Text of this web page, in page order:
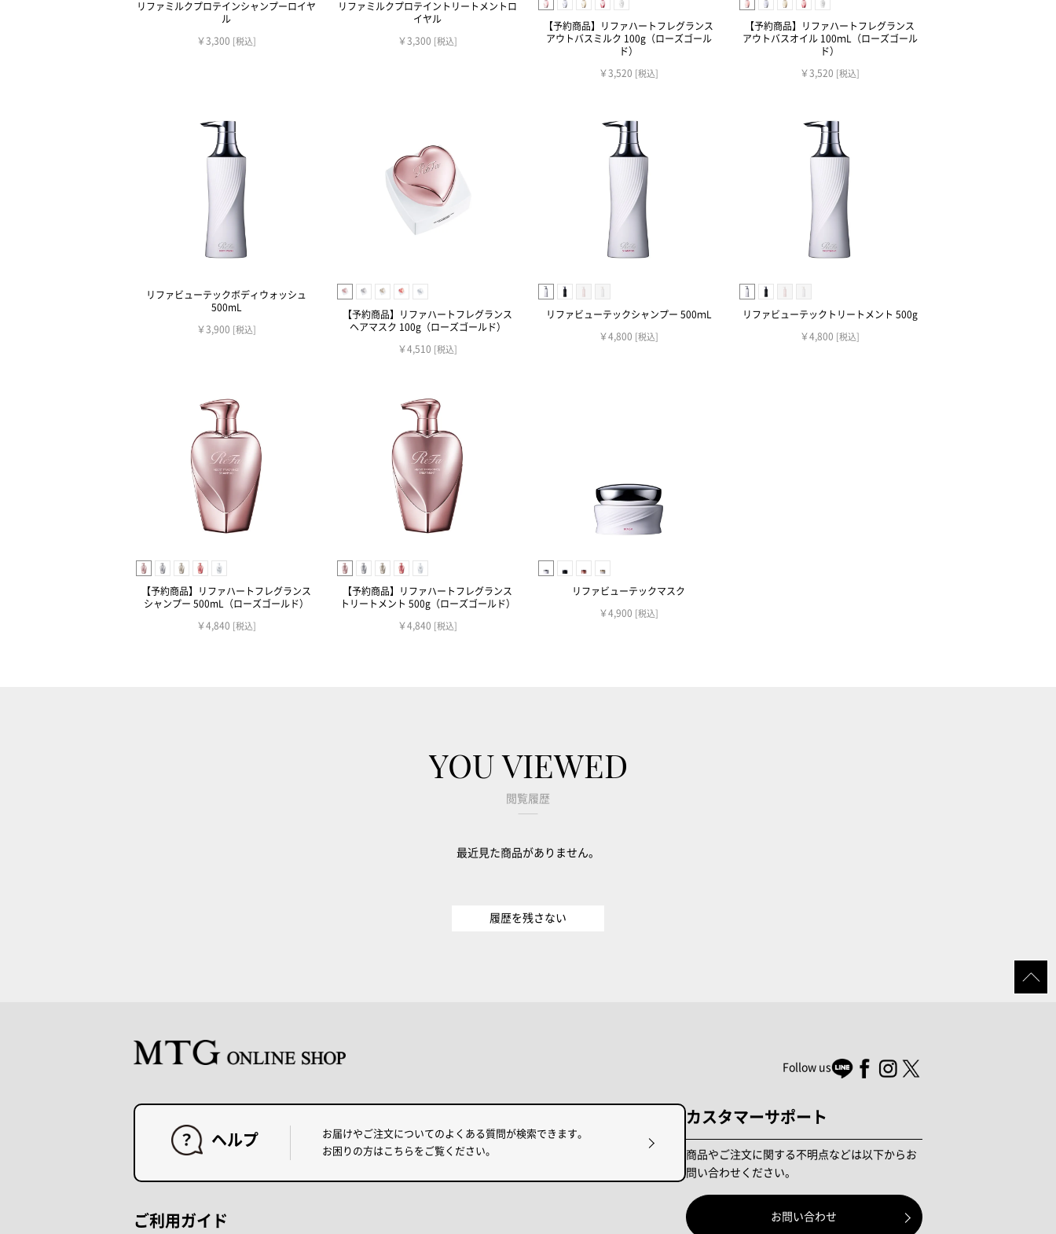
リファミルクプロテインシャンプーロイヤ
ル
￥3,300 [税込]
リファミルクプロテイントリートメントロ
イヤル
￥3,300 [税込]
【予約商品】リファハートフレグランス
アウトバスミルク 100g（ローズゴール
ド）
￥3,520 [税込]
【予約商品】リファハートフレグランス
アウトバスオイル 100ｍL（ローズゴール
ド）
￥3,520 [税込]
リファビューテックボディウォッシュ
500mL
￥3,900 [税込]
【予約商品】リファハートフレグランス
ヘアマスク 100g（ローズゴールド）
￥4,510 [税込]
リファビューテックシャンプー 500ｍL
￥4,800 [税込]
リファビューテックトリートメント 500g
￥4,800 [税込]
【予約商品】リファハートフレグランス
シャンプー 500mL（ローズゴールド）
￥4,840 [税込]
【予約商品】リファハートフレグランス
トリートメント 500g（ローズゴールド）
￥4,840 [税込]
リファビューテックマスク
￥4,900 [税込]
YOU VIEWED
閲覧履歴
最近見た商品がありません。
履歴を残さない
Follow us
ヘルプ
お届けやご注文についてのよくある質問が検索できます。
お困りの方はこちらをご覧ください。
ご利用ガイド
カスタマーサポート
商品やご注文に関する不明点などは以下からお
問い合わせください。
お問い合わせ